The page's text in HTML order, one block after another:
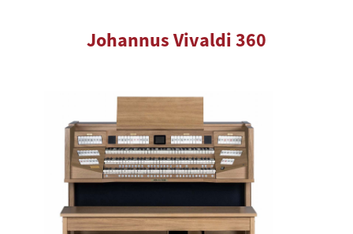
Johannus Vivaldi 360